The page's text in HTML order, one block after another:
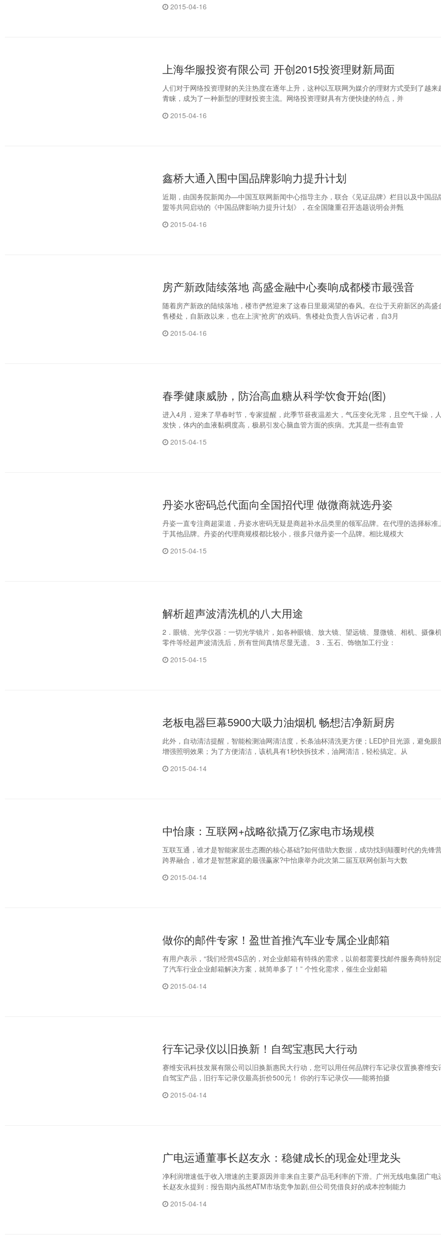
2015-04-16
上海华服投资有限公司 开创2015投资理财新局面
人们对于网络投资理财的关注热度在逐年上升，这种以互联网为媒介的理财方式受到了越来
青睐，成为了一种新型的理财投资主流。网络投资理财具有方便快捷的特点，并
2015-04-16
鑫桥大通入围中国品牌影响力提升计划
近期，由国务院新闻办—中国互联网新闻中心指导主办，联合《见证品牌》栏目以及中国品
盟等共同启动的《中国品牌影响力提升计划》，在全国隆重召开选题说明会并甄
2015-04-16
房产新政陆续落地 高盛金融中心奏响成都楼市最强音
随着房产新政的陆续落地，楼市俨然迎来了这春日里最渴望的春风。在位于天府新区的高盛
售楼处，自新政以来，也在上演“抢房”的戏码。售楼处负责人告诉记者，自3月
2015-04-16
春季健康威胁，防治高血糖从科学饮食开始(图)
进入4月，迎来了早春时节，专家提醒，此季节昼夜温差大，气压变化无常，且空气干燥，
发快，体内的血液黏稠度高，极易引发心脑血管方面的疾病。尤其是一些有血管
2015-04-15
丹姿水密码总代面向全国招代理 做微商就选丹姿
丹姿一直专注商超渠道，丹姿水密码无疑是商超补水品类里的领军品牌。在代理的选择标准
于其他品牌。丹姿的代理商规模都比较小，很多只做丹姿一个品牌。相比规模大
2015-04-15
解析超声波清洗机的八大用途
2．眼镜、光学仪器：一切光学镜片，如各种眼镜、放大镜、望远镜、显微镜、相机、摄像
零件等经超声波清洗后，所有世间真情尽显无遗。 3．玉石、饰物加工行业：
2015-04-15
老板电器巨幕5900大吸力油烟机 畅想洁净新厨房
此外，自动清洁提醒，智能检测油网清洁度，长条油杯清洗更方便；LED护目光源，避免眼
增强照明效果；为了方便清洁，该机具有1秒快拆技术，油网清洁，轻松搞定。从
2015-04-14
中怡康：互联网+战略欲撬万亿家电市场规模
互联互通，谁才是智能家居生态圈的核心基础?如何借助大数据，成功找到颠覆时代的先锋
跨界融合，谁才是智慧家庭的最强赢家?中怡康举办此次第二届互联网创新与大数
2015-04-14
做你的邮件专家！盈世首推汽车业专属企业邮箱
有用户表示，“我们经营4S店的，对企业邮箱有特殊的需求，以前都需要找邮件服务商特别
了汽车行业企业邮箱解决方案，就简单多了！” 个性化需求，催生企业邮箱
2015-04-14
行车记录仪以旧换新！自驾宝惠民大行动
赛维安讯科技发展有限公司以旧换新惠民大行动，您可以用任何品牌行车记录仪置换赛维安
自驾宝产品，旧行车记录仪最高折价500元！ 你的行车记录仪——能将拍摄
2015-04-14
广电运通董事长赵友永：稳健成长的现金处理龙头
净利润增速低于收入增速的主要原因并非来自主要产品毛利率的下滑。广州无线电集团广电
长赵友永提到：报告期内虽然ATM市场竞争加剧,但公司凭借良好的成本控制能力
2015-04-14